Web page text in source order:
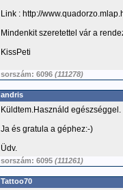
Link : http://
Mindenkit szeretettel vár a
KissPeti
sorszám: 6096 (111278)
andris
Küldtem.Használd egészséggel.
Ja és gratula a géphez:-)
Üdv.
sorszám: 6095 (111261)
Tattoo70